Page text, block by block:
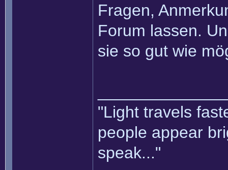
Fragen,
Forum lassen.
sie so gut wie
"Light travels
people appear
speak..."